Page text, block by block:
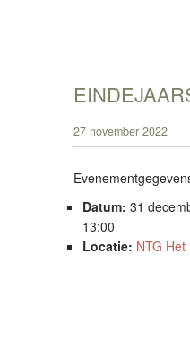
27 november 2022
Datum: 31
13:00
Locatie: NTG